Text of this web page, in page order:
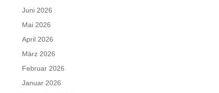
Juni 2026
Mai 2026
April 2026
März 2026
Februar 2026
Januar 2026